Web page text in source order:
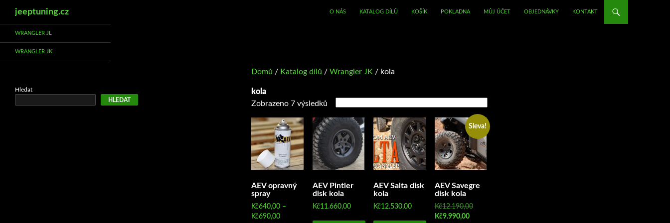
Přejít
k
obsahu
jeeptuning.cz O NÁS KATALOG DÍLŮ KOŠÍK POKLADNA MŮJ ÚČET OBJEDNÁVKY KONTAKT
Domů / Katalog dílů / Wrangler JK / kola
kola
Zobrazeno 7 výsledků
AEV opravný
spray
Kč640,00 –
Kč690,00Rozpětí
AEV Pintler
disk kola
Kč11.660,00
AEV Salta disk
kola
Kč12.530,00
Sleva!
AEV Savegre
disk kola
Kč12.190,00Původní
Kč9.990,00Aktuální
WRANGLER JL
WRANGLER JK
Hledat
HLEDAT